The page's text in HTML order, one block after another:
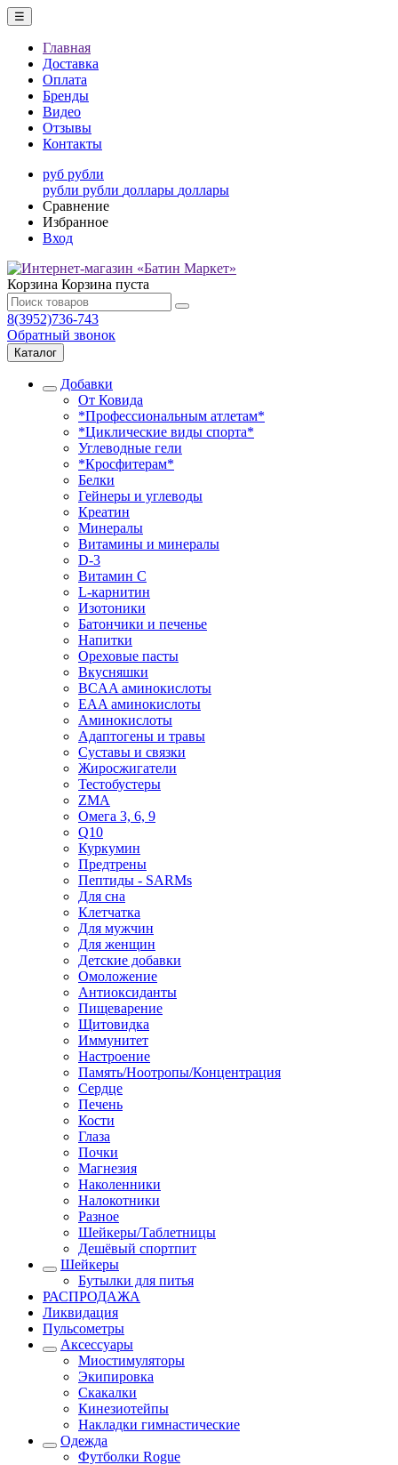
☰
Главная
Доставка
Оплата
Бренды
Видео
Отзывы
Контакты
руб рубли
рубли рубли доллары доллары
Сравнение
Избранное
Вход
Корзина Корзина пуста
8(3952)736-743
Обратный звонок
Каталог
Добавки
От Ковида
*Профессиональным атлетам*
*Циклические виды спорта*
Углеводные гели
*Кросфитерам*
Белки
Гейнеры и углеводы
Креатин
Минералы
Витамины и минералы
D-3
Витамин С
L-карнитин
Изотоники
Батончики и печенье
Напитки
Ореховые пасты
Вкусняшки
BCAA аминокислоты
EAA аминокислоты
Аминокислоты
Адаптогены и травы
Суставы и связки
Жиросжигатели
Тестобустеры
ZMA
Омега 3, 6, 9
Q10
Куркумин
Предтрены
Пептиды - SARMs
Для сна
Клетчатка
Для мужчин
Для женщин
Детские добавки
Омоложение
Антиоксиданты
Пищеварение
Щитовидка
Иммунитет
Настроение
Память/Ноотропы/Концентрация
Сердце
Печень
Кости
Глаза
Почки
Магнезия
Наколенники
Налокотники
Разное
Шейкеры/Таблетницы
Дешёвый спортпит
Шейкеры
Бутылки для питья
РАСПРОДАЖА
Ликвидация
Пульсометры
Аксессуары
Миостимуляторы
Экипировка
Скакалки
Кинезиотейпы
Накладки гимнастические
Одежда
Футболки Rogue